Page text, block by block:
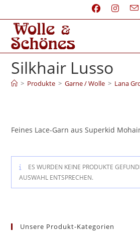
Silkhair Lusso
> Produkte > Garne / Wolle > Lana
Feines Lace-Garn aus Superkid
ES WURDEN KEINE PRODUKTE
AUSWAHL ENTSPRECHEN.
Unsere Produkt-Kategorien